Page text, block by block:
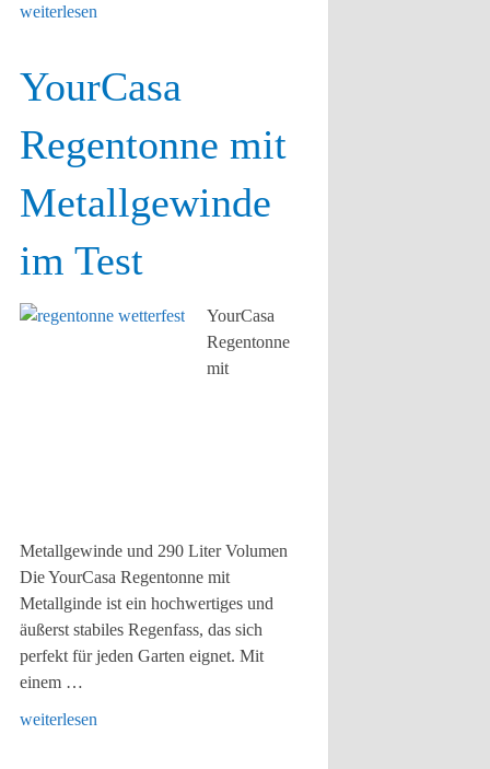
weiterlesen
YourCasa
Regentonne mit
Metallgewinde
im Test
YourCasa
Regentonne
mit
Metallgewinde und 290 Liter Volumen
Die YourCasa Regentonne mit
Metallginde ist ein hochwertiges und
äußerst stabiles Regenfass, das sich
perfekt für jeden Garten eignet. Mit
einem …
weiterlesen